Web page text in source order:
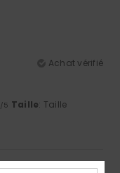
Achat vérifié
/5 Taille: Taille